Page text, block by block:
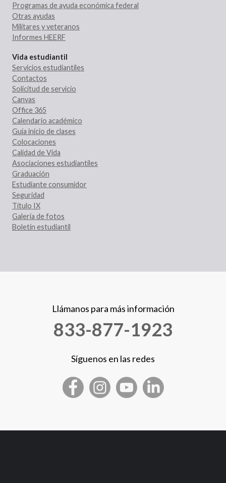
Programas de ayuda económica federal
Otras ayudas
Militares y veteranos
Informes HEERF
Vida estudiantil
Servicios estudiantiles
Contactos
Solicitud de servicio
Canvas
Office 365
Calendario académico
Guía inicio de clases
Colocaciones
Calidad de Vida
Asociaciones estudiantiles
Graduación
Estudiante consumidor
Seguridad
Título IX
Galería de fotos
Boletín estudiantil
Llámanos para más información
833-877-1923
Síguenos en las redes